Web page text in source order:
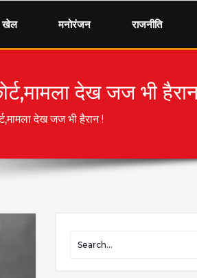
खेल मनोरंजन राजनीति
देख जज भी
देख जज भी हैरान !